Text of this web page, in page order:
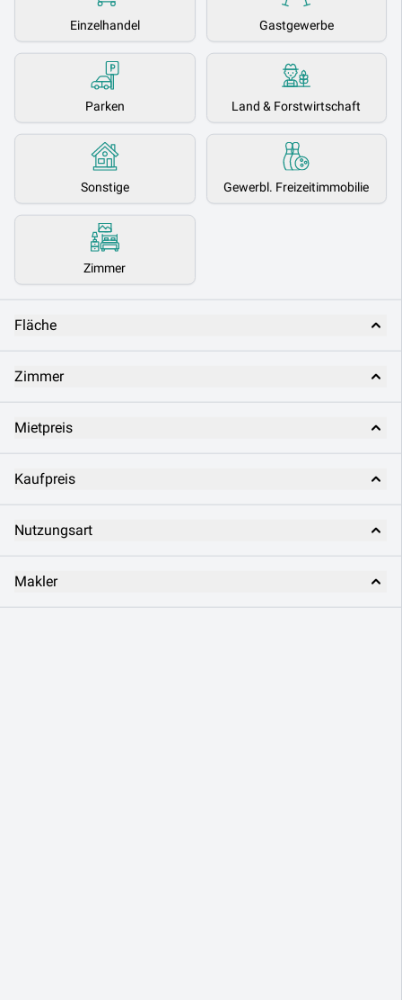
Einzelhandel Gastgewerbe
Parken Land & Forstwirtschaft
Sonstige Gewerbl. Freizeitimmobilie
Zimmer
Fläche
Zimmer
Mietpreis
Kaufpreis
Nutzungsart
Makler